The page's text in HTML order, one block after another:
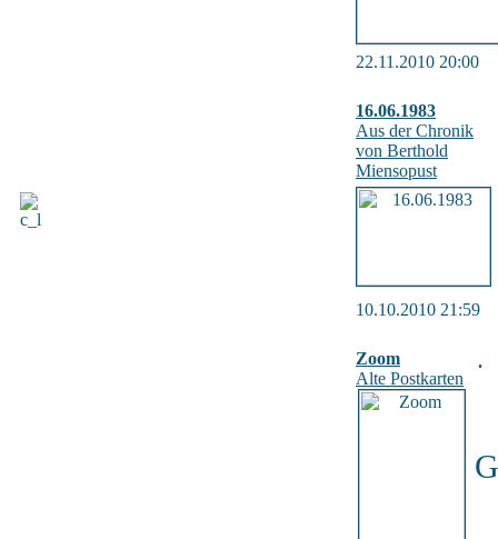
22.11.2010 20:00
16.06.1983
Aus der Chronik
von Berthold
Miensopust
10.10.2010 21:59
Zoom
Alte Postkarten
.